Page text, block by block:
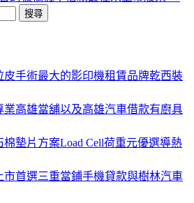
皮手術最大的影印機租賃品牌乾西裝
業高雄當舖以及高雄汽車借款有廚具
墊片方案Load Cell荷重元優選導熱
市首選三重當鋪手機貸款與樹林汽車